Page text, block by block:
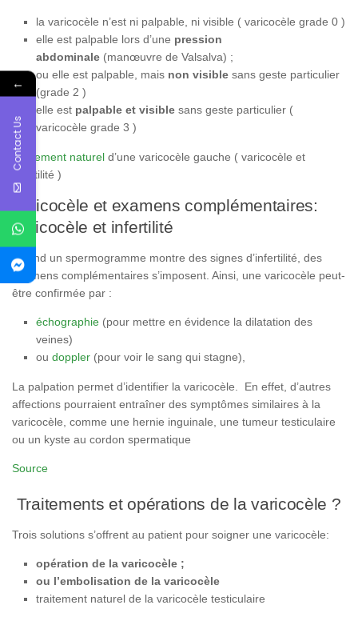
la varicocèle n’est ni palpable, ni visible ( varicocèle grade 0 )
elle est palpable lors d’une pression
abdominale (manœuvre de Valsalva) ;
ou elle est palpable, mais non visible sans geste particulier
(grade 2 )
elle est palpable et visible sans geste particulier (
varicocèle grade 3 )
Traitement naturel d’une varicocèle gauche ( varicocèle et
infertilité )
Varicocèle et examens complémentaires:
varicocèle et infertilité
Quand un spermogramme montre des signes d’infertilité, des
examens complémentaires s’imposent. Ainsi, une varicocèle peut-
être confirmée par :
échographie (pour mettre en évidence la dilatation des
veines)
ou doppler (pour voir le sang qui stagne),
La palpation permet d’identifier la varicocèle. En effet, d’autres
affections pourraient entraîner des symptômes similaires à la
varicocèle, comme une hernie inguinale, une tumeur testiculaire
ou un kyste au cordon spermatique
Source
Traitements et opérations de la varicocèle ?
Trois solutions s’offrent au patient pour soigner une varicocèle:
opération de la varicocèle ;
ou l’embolisation de la varicocèle
traitement naturel de la varicocèle testiculaire
←
Contact Us